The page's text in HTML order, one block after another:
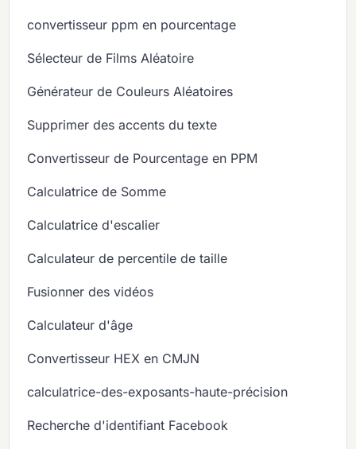
convertisseur ppm en pourcentage
Sélecteur de Films Aléatoire
Générateur de Couleurs Aléatoires
Supprimer des accents du texte
Convertisseur de Pourcentage en PPM
Calculatrice de Somme
Calculatrice d'escalier
Calculateur de percentile de taille
Fusionner des vidéos
Calculateur d'âge
Convertisseur HEX en CMJN
calculatrice-des-exposants-haute-précision
Recherche d'identifiant Facebook